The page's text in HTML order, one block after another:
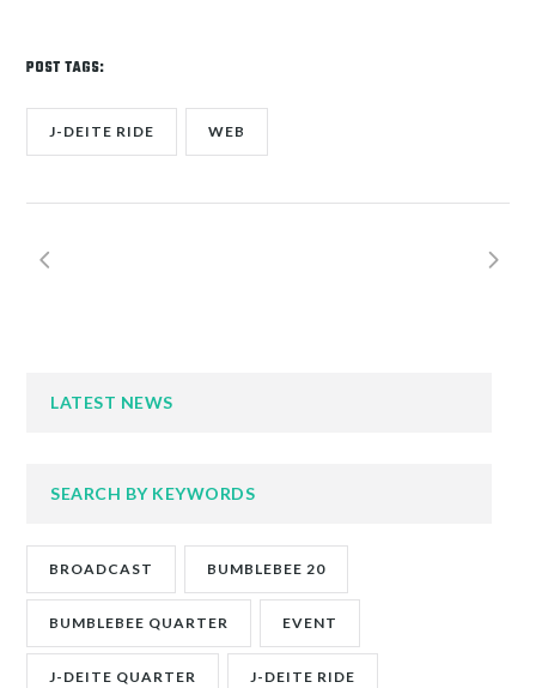
POST TAGS:
J-DEITE RIDE WEB
LATEST NEWS
SEARCH BY KEYWORDS
BROADCAST BUMBLEBEE 20
BUMBLEBEE QUARTER EVENT
J-DEITE QUARTER J-DEITE RIDE